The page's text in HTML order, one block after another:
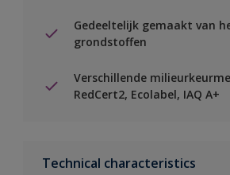
Gedeeltelijk gemaakt van
grondstoffen
Verschillende
RedCert2, Ecolabel, IAQ A+
Technical characteristics